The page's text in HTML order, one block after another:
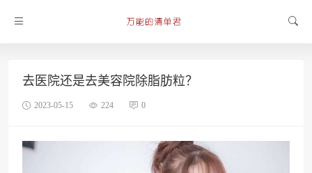
去医院还是去美容院除脂肪粒？
2023-05-15 224 0